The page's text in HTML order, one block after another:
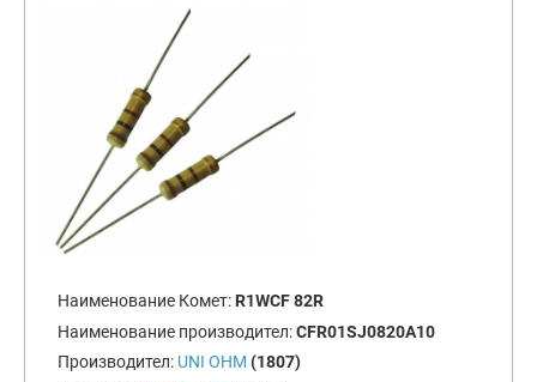
Наименование Комет: R1WCF 82R
Наименование производител:CFR01SJ0820A10
Производител: UNI OHM (1807)